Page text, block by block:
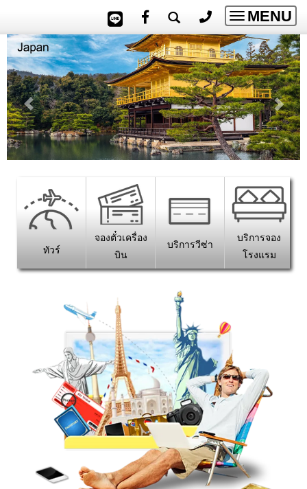
Toggle
MENU
ทัวร์
จองตั๋วเครื่อง
บิน
บริการวีซ่า
บริการจอง
โรงแรม